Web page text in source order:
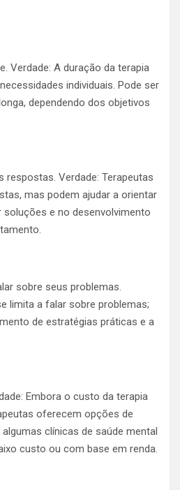
Verdade: A duração da terapia
individuais. Pode ser
dependendo dos objetivos
respostas. Verdade: Terapeutas
mas podem ajudar a orientar
e no desenvolvimento
sobre seus problemas.
limita a falar sobre problemas;
de estratégias práticas e a
Embora o custo da terapia
oferecem opções de
clínicas de saúde mental
custo ou com base em renda.